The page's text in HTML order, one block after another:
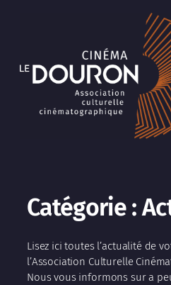
Catégorie :
Lisez ici toutes l’actualité de
l’Association Culturelle
Nous vous informons sur a